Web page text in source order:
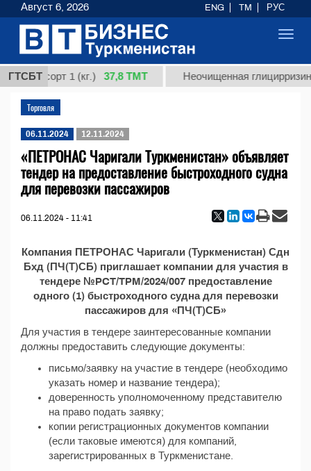
ГТСБТсорт 1 (кг.) 37,8 ТМТ Неочищенная
Торговля
06.11.2024 12.11.2024
«ПЕТРОНАС Чаригали Туркменистан» объявляет
тендер на предоставление быстроходного судна
для перевозки пассажиров
06.11.2024 - 11:41
Компания ПЕТРОНАС Чаригали (Туркменистан) Сдн
Бхд (ПЧ(Т)СБ) приглашает компании для участия в
тендере №PCT/TPM/2024/007 предоставление
одного (1) быстроходного судна для перевозки
пассажиров для «ПЧ(Т)СБ»
Для участия в тендере заинтересованные компании
должны предоставить следующие документы:
письмо/заявку на участие в тендере (необходимо
указать номер и название тендера);
доверенность уполномоченному представителю
на право подать заявку;
копии регистрационных документов компании
(если таковые имеются) для компаний,
зарегистрированных в Туркменистане.
Август 6, 2026 ENG TM РУС